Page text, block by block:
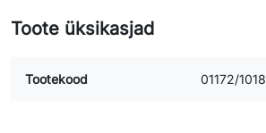
Toote üksikasjad
Tootekood 01172/1018